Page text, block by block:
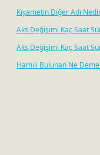
Kıyametin Diğer Adı
Aks Değişimi Kaç Saat
Aks Değişimi Kaç Saat
Hamili Bulunan Ne